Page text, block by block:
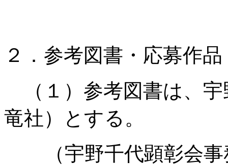
２．参考図書・応募作品
（１）参考図書は、宇
竜社）とする。
（宇野千代顕彰会